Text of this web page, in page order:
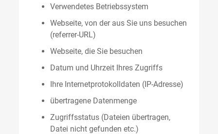
Verwendetes Betriebssystem
Webseite, von der aus Sie uns besuchen
(referrer-URL)
Webseite, die Sie besuchen
Datum und Uhrzeit Ihres Zugriffs
Ihre Internetprotokolldaten (IP-Adresse)
übertragene Datenmenge
Zugriffsstatus (Dateien übertragen,
Datei nicht gefunden etc.)